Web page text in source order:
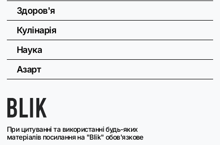
При цитуванні та використанні будь-яких
матеріалів посилання на "Blik" обов'язкове
Здоров'я
Кулінарія
Наука
Азарт